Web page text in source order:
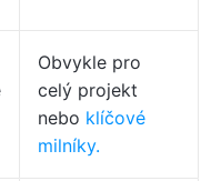
Obvykle pro
celý projekt
nebo klíčové
milníky.